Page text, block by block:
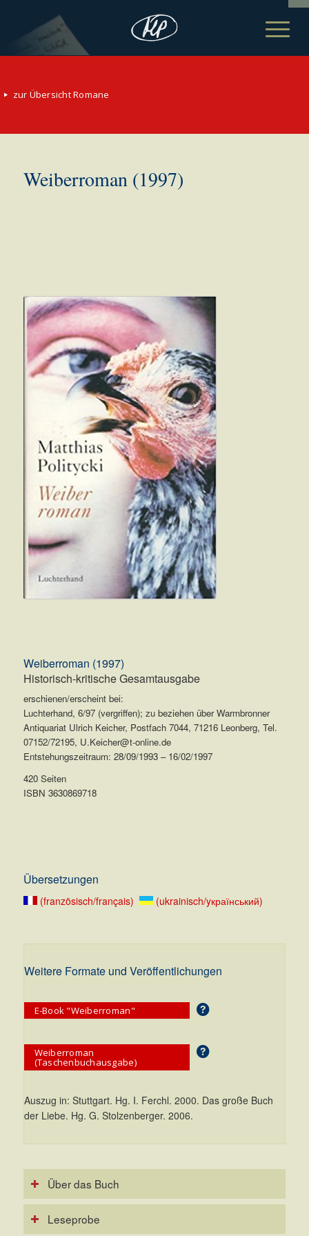
zur Übersicht Romane
Weiberroman (1997)
Weiberroman (1997)
Historisch-kritische Gesamtausgabe
erschienen/erscheint bei:
Luchterhand, 6/97 (vergriffen); zu beziehen über Warmbronner
Antiquariat Ulrich Keicher, Postfach 7044, 71216 Leonberg, Tel.
07152/72195, U.Keicher@t-online.de
Entstehungszeitraum: 28/09/1993 – 16/02/1997
420 Seiten
ISBN 3630869718
Übersetzungen
(französisch/français) (ukrainisch/yкраїнський)
Weitere Formate und Veröffentlichungen
E-Book "Weiberroman"
Weiberroman
(Taschenbuchausgabe)
Auszug in: Stuttgart. Hg. I. Ferchl. 2000. Das große Buch
der Liebe. Hg. G. Stolzenberger. 2006.
Über das Buch
Leseprobe